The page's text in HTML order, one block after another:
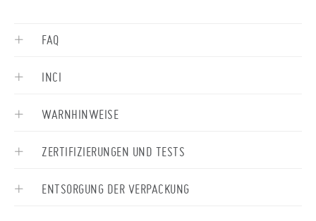
FAQ
INCI
WARNHINWEISE
ZERTIFIZIERUNGEN UND TESTS
ENTSORGUNG DER VERPACKUNG